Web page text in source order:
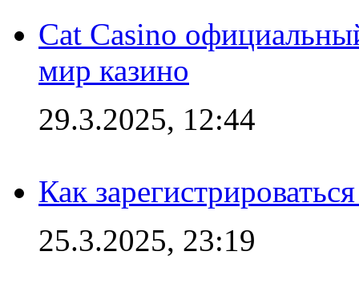
Cat Casino
мир казино
29.3.2025, 12:44
Как
25.3.2025, 23:19